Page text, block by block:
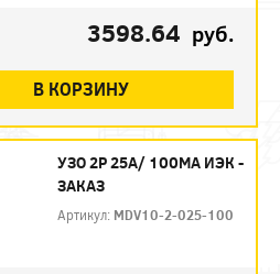
3598.64 руб.
В КОРЗИНУ
УЗО 2P 25А/ 100МА ИЭК -
ЗАКАЗ
Артикул: MDV10-2-025-100